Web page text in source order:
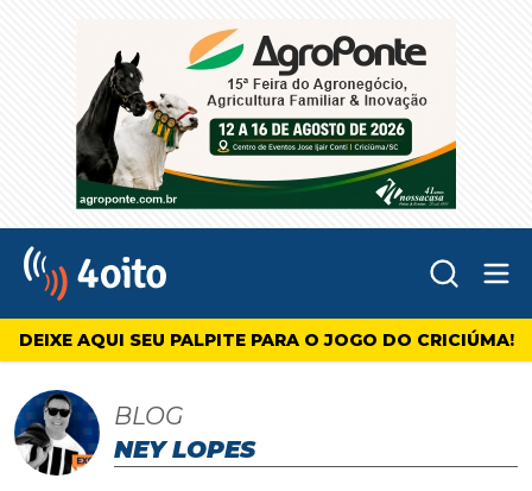
4oito
DEIXE AQUI SEU PALPITE PARA O JOGO DO CRICIÚMA!
BLOG
NEY LOPES